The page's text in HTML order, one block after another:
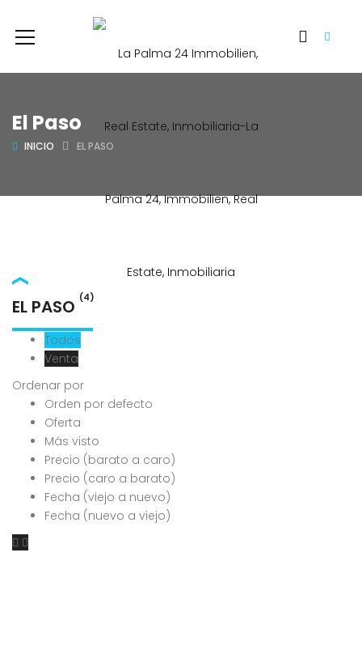
El Paso
INICIO EL PASO
EL PASO (4)
Todos
Venta
Ordenar por
Orden por defecto
Oferta
Más visto
Precio (barato a caro)
Precio (caro a barato)
Fecha (viejo a nuevo)
Fecha (nuevo a viejo)